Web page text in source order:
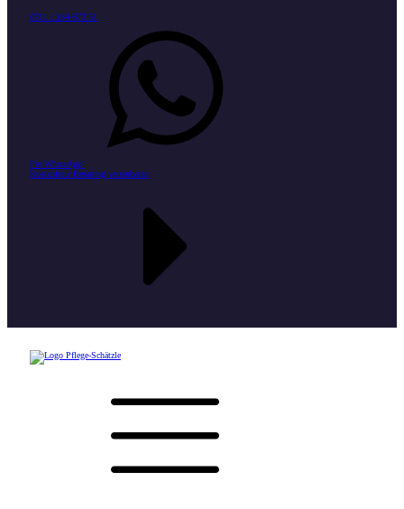
0711 / 284 673 51
Per WhatsApp!
Kostenfreie Beratung vereinbaren